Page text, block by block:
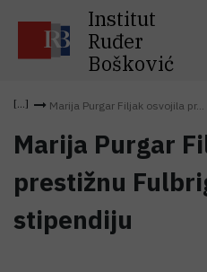
Institut
Ruđer
Bošković
Marija Purgar Filjak osvojila pr...
Marija Purgar
prestižnu
stipendiju